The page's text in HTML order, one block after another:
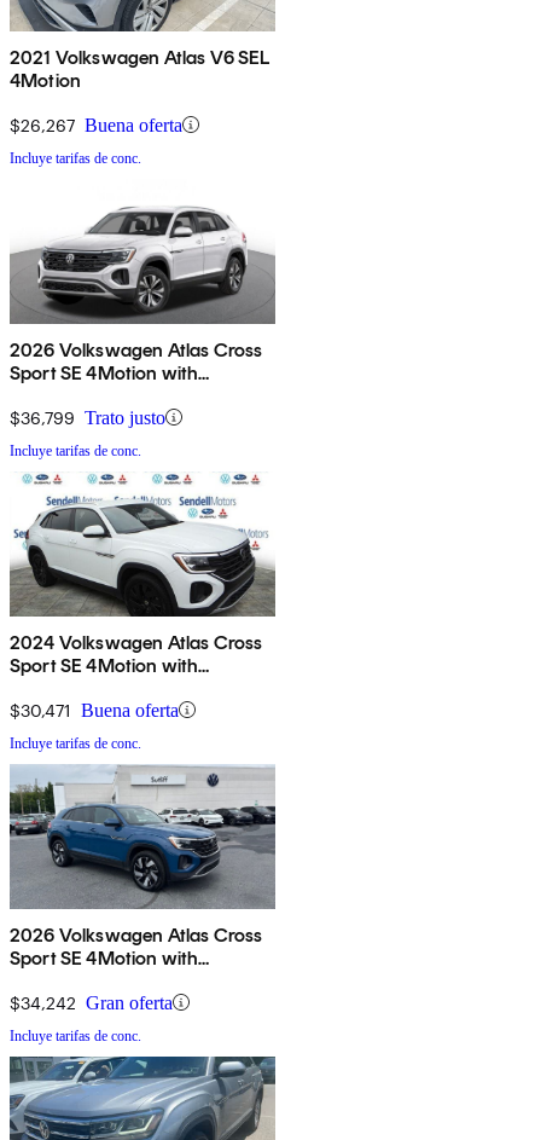
2021 Volkswagen Atlas V6 SEL
4Motion
$26,267 Buena oferta
Incluye tarifas de conc.
2026 Volkswagen Atlas Cross
Sport SE 4Motion with
$36,799 Trato justo
Incluye tarifas de conc.
2024 Volkswagen Atlas Cross
Sport SE 4Motion with
$30,471 Buena oferta
Incluye tarifas de conc.
2026 Volkswagen Atlas Cross
Sport SE 4Motion with
$34,242 Gran oferta
Incluye tarifas de conc.